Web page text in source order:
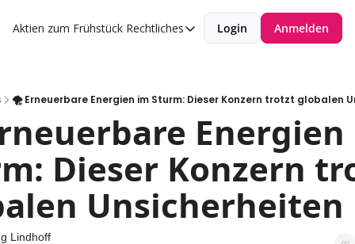
Aktien zum Frühstück Rechtliches
Rechtliches
Impressum
Login Anmelden
🌪 Erneuerbare Energien im Sturm: Dieser Konzern trotzt globalen
Energien
Dieser Konzern
Unsicherheiten
Lindhoff